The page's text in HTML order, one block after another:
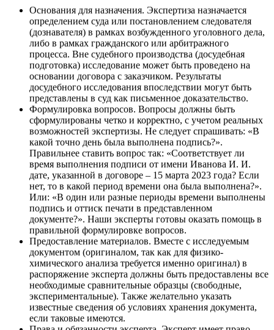
Основания для назначения. Экспертиза назначается
определением суда или постановлением следователя
(дознавателя) в рамках возбужденного уголовного дела,
либо в рамках гражданского или арбитражного
процесса. Вне судебного производства (досудебная
подготовка) исследование может быть проведено на
основании договора с заказчиком. Результаты
досудебного исследования впоследствии могут быть
представлены в суд как письменное доказательство.
Формулировка вопросов. Вопросы должны быть
сформулированы четко и корректно, с учетом реальных
возможностей экспертизы. Не следует спрашивать: «В
какой точно день была выполнена подпись?».
Правильнее ставить вопрос так: «Соответствует ли
время выполнения подписи от имени Иванова И. И.
дате, указанной в договоре – 15 марта 2023 года? Если
нет, то в какой период времени она была выполнена?».
Или: «В один или разные периоды времени выполнены
подпись и оттиск печати в представленном
документе?». Наши эксперты готовы оказать помощь в
правильной формулировке вопросов.
Предоставление материалов. Вместе с исследуемым
документом (оригиналом, так как для физико-
химического анализа требуется именно оригинал) в
распоряжение эксперта должны быть предоставлены все
необходимые сравнительные образцы (свободные,
экспериментальные). Также желательно указать
известные сведения об условиях хранения документа,
если таковые имеются.